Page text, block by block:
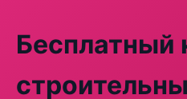
Бесплатный